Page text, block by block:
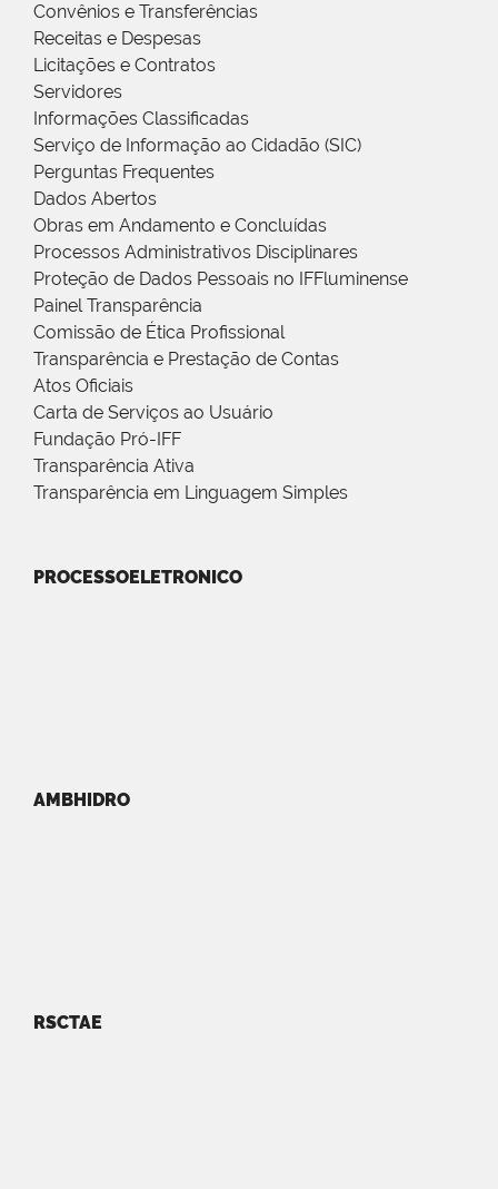
Convênios e Transferências
Receitas e Despesas
Licitações e Contratos
Servidores
Informações Classificadas
Serviço de Informação ao Cidadão (SIC)
Perguntas Frequentes
Dados Abertos
Obras em Andamento e Concluídas
Processos Administrativos Disciplinares
Proteção de Dados Pessoais no IFFluminense
Painel Transparência
Comissão de Ética Profissional
Transparência e Prestação de Contas
Atos Oficiais
Carta de Serviços ao Usuário
Fundação Pró-IFF
Transparência Ativa
Transparência em Linguagem Simples
PROCESSOELETRONICO
AMBHIDRO
RSCTAE